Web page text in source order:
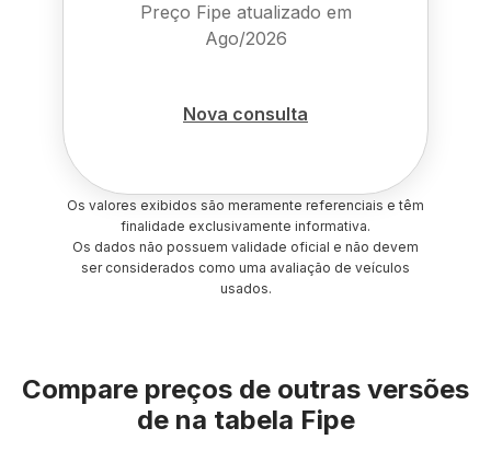
Preço Fipe atualizado em
Ago/2026
Nova consulta
Os valores exibidos são meramente referenciais e têm
finalidade exclusivamente informativa.
Os dados não possuem validade oficial e não devem
ser considerados como uma avaliação de veículos
usados.
Compare preços de outras versões
de na tabela Fipe